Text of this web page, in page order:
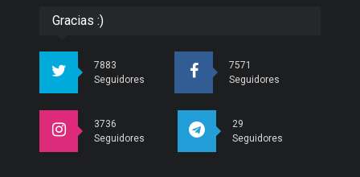
Gracias :)
7883
Seguidores
7571
Seguidores
3736
Seguidores
29
Seguidores